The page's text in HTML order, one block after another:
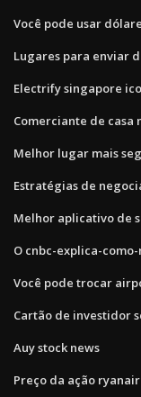
Você pode usar
Lugares para enviar
Electrify singapore ico
Comerciante de casa
Melhor lugar mais
Estratégias de
Melhor aplicativo de
O cnbc-explica-
Você pode trocar
Cartão de investidor
Auy stock news
Preço da ação